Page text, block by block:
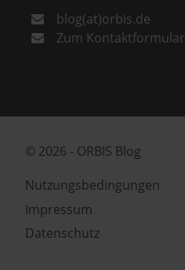
blog(at)orbis.de
Zum Kontaktformular
© 2026 - ORBIS Blog
Nutzungsbedingungen
Impressum
Datenschutz